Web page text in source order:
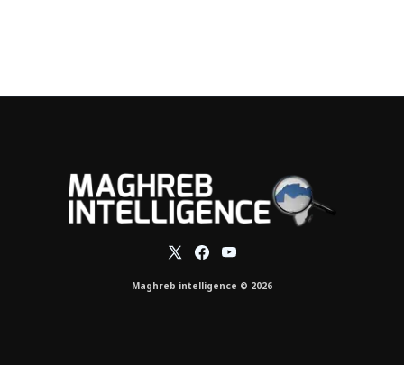
Maghreb intelligence © 2026